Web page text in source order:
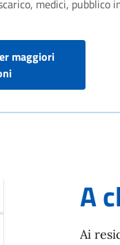
medici, pubblico
maggiori
A
Ai